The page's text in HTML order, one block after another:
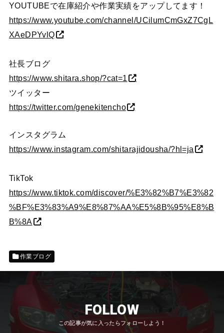
YOUTUBEで在庫紹介や作業実績をアップしてます！
https://www.youtube.com/channel/UCilumCmGxZ7CgL
XAeDPYvlQ
社長ブログ
https://www.shitara.shop/?cat=1
ツイッター
https://twitter.com/genekitencho
インスタグラム
https://www.instagram.com/shitarajidousha/?hl=ja
TikTok
https://www.tiktok.com/discover/%E3%82%B7%E3%82
%BF%E3%83%A9%E8%87%AA%E5%8B%95%E8%B
B%8A
作業ブログ
FOLLOW